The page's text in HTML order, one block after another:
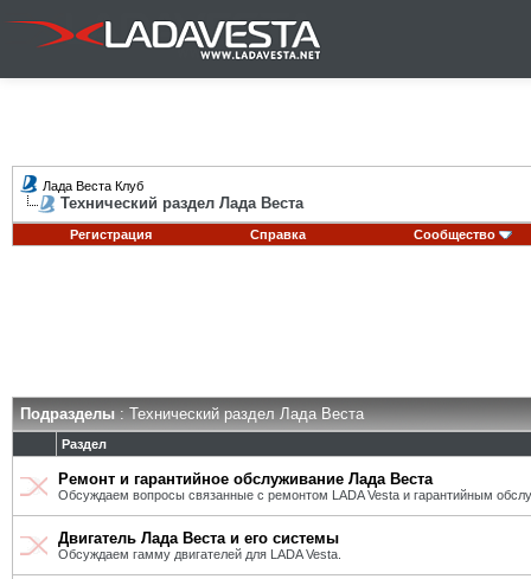
Лада Веста Клуб
Технический раздел Лада Веста
Регистрация Справка Сообщество
Подразделы: Технический раздел Лада Веста
Раздел
Ремонт и гарантийное обслуживание Лада Веста
Обсуждаем вопросы связанные с ремонтом LADA Vesta и гарантийным
Двигатель Лада Веста и его системы
Обсуждаем гамму двигателей для LADA Vesta.